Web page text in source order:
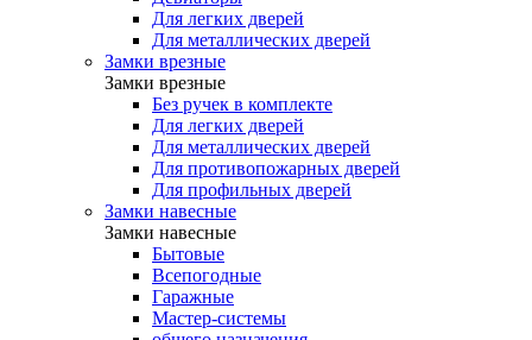
Для легких дверей
Для металлических дверей
Замки врезные
Замки врезные
Без ручек в комплекте
Для легких дверей
Для металлических дверей
Для противопожарных дверей
Для профильных дверей
Замки навесные
Замки навесные
Бытовые
Всепогодные
Гаражные
Мастер-системы